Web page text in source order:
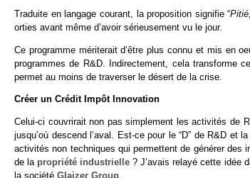
Traduite en langage courant, la proposition signifie “
orties avant même d’avoir sérieusement vu le jour.
Ce programme mériterait d’être plus connu et mis en
programmes de R&D. Indirectement, cela transforme
permet au moins de traverser le désert de la crise.
Créer un Crédit Impôt Innovation
Celui-ci couvrirait non pas simplement les activités de
jusqu’où descend l’aval. Est-ce pour le “D” de R&D et
activités non techniques qui permettent de générer
de la propriété industrielle ? J’avais relayé cette idée
la société Glaizer Group.